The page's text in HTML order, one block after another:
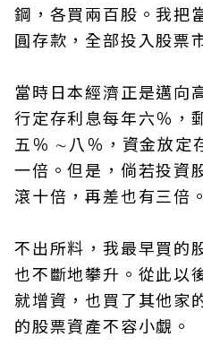
鋼，各買兩百股。我把
圓存款，全部投入股票
當時日本經濟正是邁向
行定存利息每年六％，
五％ ∼八％，資金放定
一倍。但是，倘若投資
滾十倍，再差也有三倍。
不出所料，我最早買的
也不斷地攀升。從此以
就增資，也買了其他家
的股票資產不容小覷。